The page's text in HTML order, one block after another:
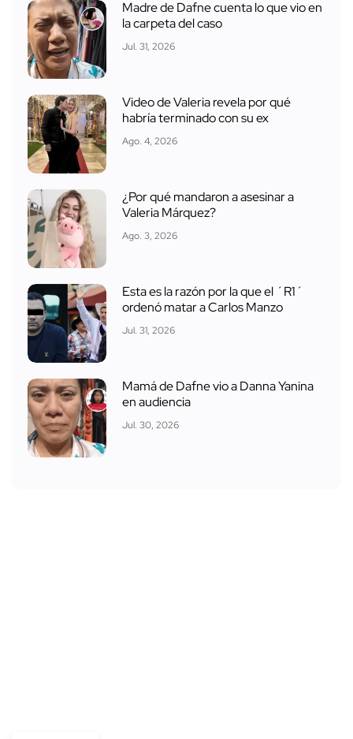
Madre de Dafne cuenta lo que vio en
la carpeta del caso
Jul. 31, 2026
Video de Valeria revela por qué
habría terminado con su ex
Ago. 4, 2026
¿Por qué mandaron a asesinar a
Valeria Márquez?
Ago. 3, 2026
Esta es la razón por la que el ´R1´
ordenó matar a Carlos Manzo
Jul. 31, 2026
Mamá de Dafne vio a Danna Yanina
en audiencia
Jul. 30, 2026